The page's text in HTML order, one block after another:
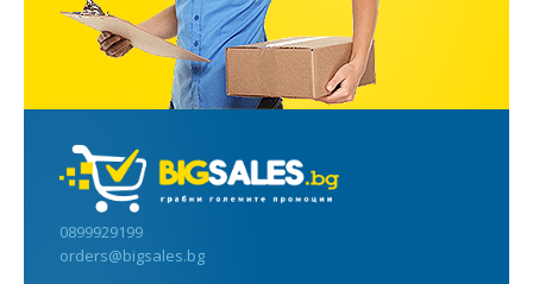
0899929199
orders@bigsales.bg